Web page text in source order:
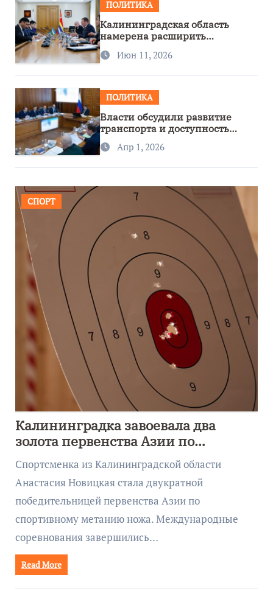
ПОЛИТИКА
Калининградская область
намерена расширить
сотрудничество с Узбекистаном
Июн 11, 2026
ПОЛИТИКА
Власти обсудили развитие
транспорта и доступность
региона
Апр 1, 2026
СПОРТ
Калининградка завоевала два
золота первенства Азии по
метанию ножа
Спортсменка из Калининградской области
Анастасия Новицкая стала двукратной
победительницей первенства Азии по
спортивному метанию ножа. Международные
соревнования завершились…
Read More